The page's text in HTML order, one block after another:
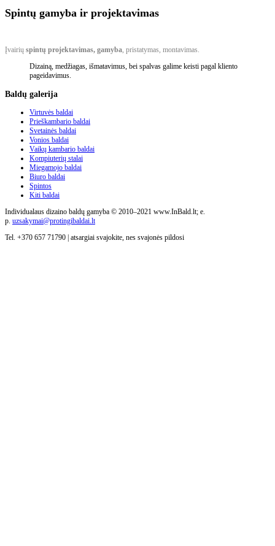
Spintų gamyba ir projektavimas
Įvairių spintų projektavimas, gamyba, pristatymas, montavimas.
Dizainą, medžiagas, išmatavimus, bei spalvas galime keisti pagal kliento
pageidavimus.
Baldų galerija
Virtuvės baldai
Prieškambario baldai
Svetainės baldai
Vonios baldai
Vaikų kambario baldai
Kompiuterių stalai
Miegamojo baldai
Biuro baldai
Spintos
Kiti baldai
Individualaus dizaino baldų gamyba © 2010–2021 www.InBald.lt; e.
p. uzsakymai@protingibaldai.lt
Tel. +370 657 71790 | atsargiai svajokite, nes svajonės pildosi